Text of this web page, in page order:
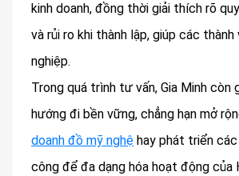
kinh doanh, đồng thời giải thích rõ
và rủi ro khi thành lập, giúp các
nghiệp.
Trong quá trình tư vấn, Gia Minh còn
hướng đi bền vững, chẳng hạn mở
doanh đồ mỹ nghệ hay phát triển
công để đa dạng hóa hoạt động của